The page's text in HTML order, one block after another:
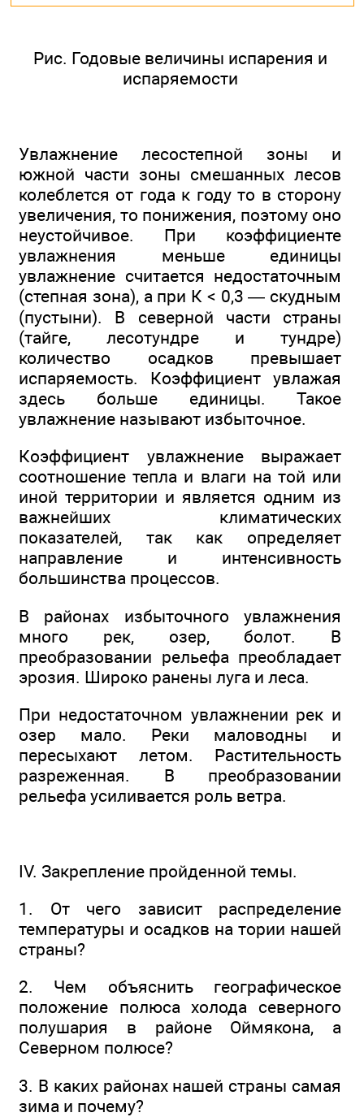
Рис. Годовые величины испарения и
испаряемости
Увлажнение лесостепной зоны и
южной части зоны смешанных лесов
колеблется от года к году то в сторону
увеличения, то понижения, поэтому оно
неустойчивое. При коэффициенте
увлажнения меньше единицы
увлажнение считается недостаточным
(степная зона), а при К < 0,3 — скудным
(пустыни). В северной части страны
(тайге, лесотундре и тундре)
количество осадков превышает
испаряемость. Коэффициент увлажая
здесь больше единицы. Такое
увлажнение называют избыточное.
Коэффициент увлажнение выражает
соотношение тепла и влаги на той или
иной территории и является одним из
важнейших климатических
показателей, так как определяет
направление и интенсивность
большинства процессов.
В районах избыточного увлажнения
много рек, озер, болот. В
преобразовании рельефа преобладает
эрозия. Широко ранены луга и леса.
При недостаточном увлажнении рек и
озер мало. Реки маловодны и
пересыхают летом. Растительность
разреженная. В преобразовании
рельефа усиливается роль ветра.
IV. Закрепление пройденной темы.
1. От чего зависит распределение
температуры и осадков на тории нашей
страны?
2. Чем объяснить географическое
положение полюса холода северного
полушария в районе Оймякона, а
Северном полюсе?
3. В каких районах нашей страны самая
зима и почему?